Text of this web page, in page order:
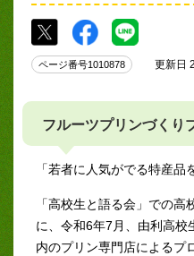
ページ番号1010878 更新日
フルーツプリンづくり
「若者に人気がでる特産品
「高校生と語る会」での
に、令和6年7月、由利高校
内のプリン専門店によるプ